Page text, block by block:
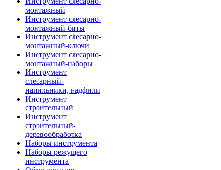
монтажный
Инструмент слесарно-
монтажный-биты
Инструмент слесарно-
монтажный-ключи
Инструмент слесарно-
монтажный-наборы
Инструмент
слесарный-
напильники, надфили
Инструмент
строительный
Инструмент
строительный-
деревообработка
Наборы инструмента
Наборы режущего
инструмента